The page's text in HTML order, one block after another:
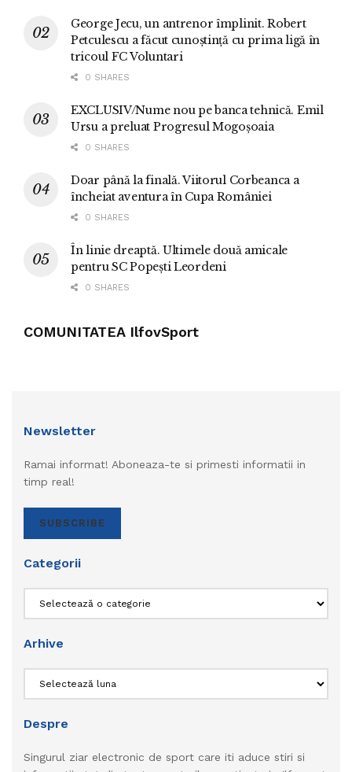
George Jecu, un antrenor împlinit. Robert
Petculescu a făcut cunoștință cu prima ligă în
tricoul FC Voluntari
0 SHARES
EXCLUSIV/Nume nou pe banca tehnică. Emil
Ursu a preluat Progresul Mogoșoaia
0 SHARES
Doar până la finală. Viitorul Corbeanca a
încheiat aventura în Cupa României
0 SHARES
În linie dreaptă. Ultimele două amicale
pentru SC Popești Leordeni
0 SHARES
COMUNITATEA IlfovSport
Newsletter
Ramai informat! Aboneaza-te si primesti informatii in
timp real!
SUBSCRIBE
Categorii
Arhive
Despre
Singurul ziar electronic de sport care iti aduce stiri si